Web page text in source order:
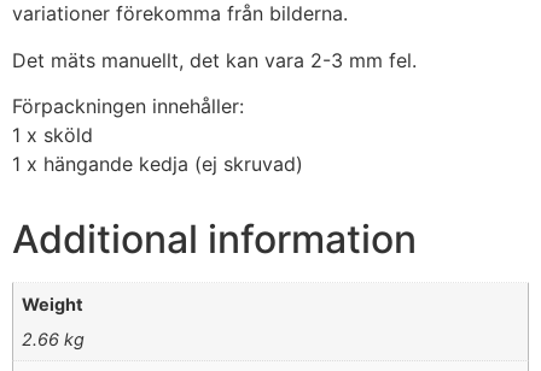
variationer förekomma från bilderna.
Det mäts manuellt, det kan vara 2-3 mm fel.
Förpackningen innehåller:
1 x sköld
1 x hängande kedja (ej skruvad)
Additional information
Weight
2.66 kg